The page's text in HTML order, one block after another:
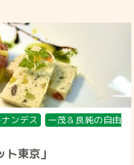
ンデス
一茂＆良純の自由
東京」